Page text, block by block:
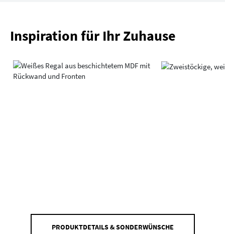
Inspiration für Ihr Zuhause
PRODUKTDETAILS & SONDERWÜNSCHE